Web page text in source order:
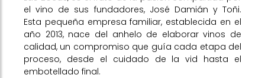
el vino de sus fundadores, José Damián y Toñi.
Esta pequeña empresa familiar, establecida en el
año 2013, nace del anhelo de elaborar vinos de
calidad, un compromiso que guía cada etapa del
proceso, desde el cuidado de la vid hasta el
embotellado final.